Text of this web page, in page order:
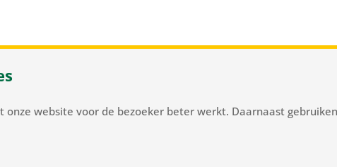
/NL-2105 MC Heemstede
onze website voor de bezoeker beter werkt. Daarnaast